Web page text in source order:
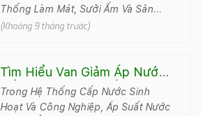
Thống Làm Mát, Sưởi Ấm Và Sản
Xuất Công Nghiệp. Tuy Nhiên, Sau
(Khoảng 9 tháng trước)
Tìm Hiểu Van Giảm Áp Nước:
Cấu Tạo Và Cách Lắp Đặt
Đúng Kỹ Thuật
Trong Hệ Thống Cấp Nước Sinh
Hoạt Và Công Nghiệp, Áp Suất Nước